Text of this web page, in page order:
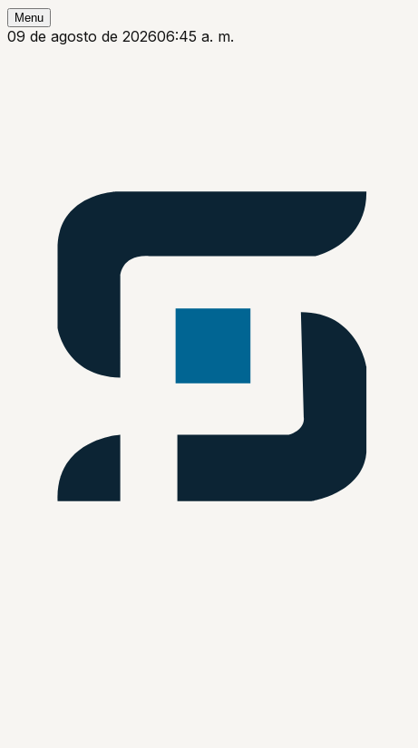
Menu
09 de agosto de 202606:45 a. m.